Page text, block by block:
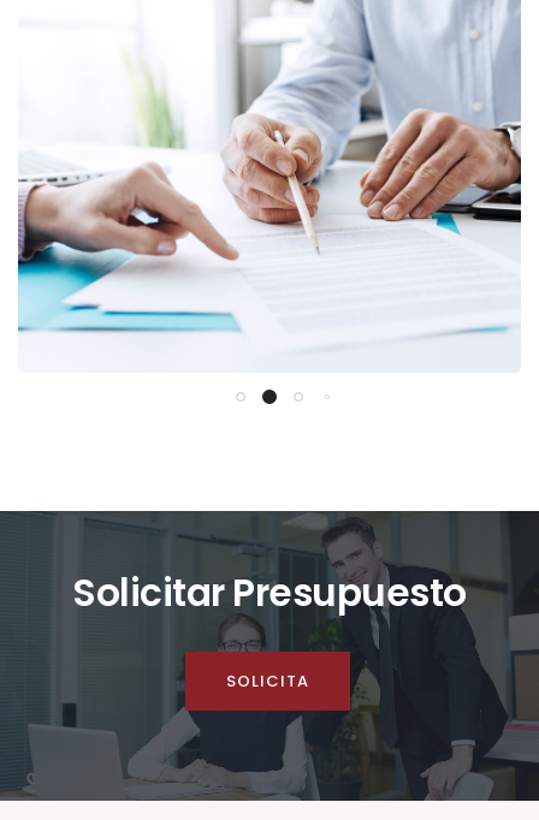
Solicitar Presupuesto
SOLICITA